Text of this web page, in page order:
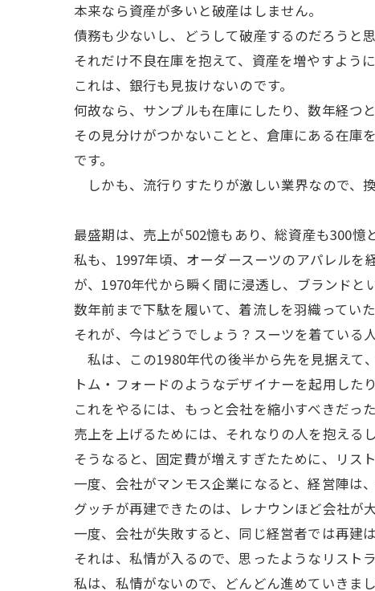
本来なら資産が多いと破産はしません。
債務も少ないし、どうして破産するのだろうと
それだけ不良在庫を抱えて、資産を増やすよう
これは、銀行も見抜けないのです。
何故なら、サンプルも在庫にしたり、数年経つ
その見分けがつかないことと、倉庫にある在庫
です。
しかも、流行りすたりが激しい業界なので、
最盛期は、売上が502憶もあり、総資産も300憶
私も、1997年頃、オーダースーツのアパレル
が、1970年代から瞬く間に浸透し、ブランドと
数年前まで下駄を履いて、着流しを羽織ってい
それが、今はどうでしょう？スーツを着ている
私は、この1980年代の後半から先を見据えて
トム・フォードのようなデザイナーを起用した
これをやるには、もっと会社を縮小すべきだった
売上を上げるためには、それなりの人を抱える
そうなると、固定費が増えすぎたために、リス
一度、会社がマンモス企業になると、経営陣は
グッチが再建できたのは、レナウンほど会社が
一度、会社が失敗すると、同じ経営者では再建
それは、私情が入るので、思ったようなリスト
私は、私情がないので、どんどん進めていきま